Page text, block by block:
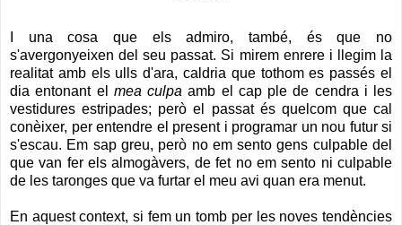
I una cosa que els admiro, també, és que no
s'avergonyeixen del seu passat. Si mirem enrere i llegim la
realitat amb els ulls d'ara, caldria que tothom es passés el
dia entonant el mea culpa amb el cap ple de cendra i les
vestidures estripades; però el passat és quelcom que cal
conèixer, per entendre el present i programar un nou futur si
s'escau. Em sap greu, però no em sento gens culpable del
que van fer els almogàvers, de fet no em sento ni culpable
de les taronges que va furtar el meu avi quan era menut.
En aquest context, si fem un tomb per les noves tendències